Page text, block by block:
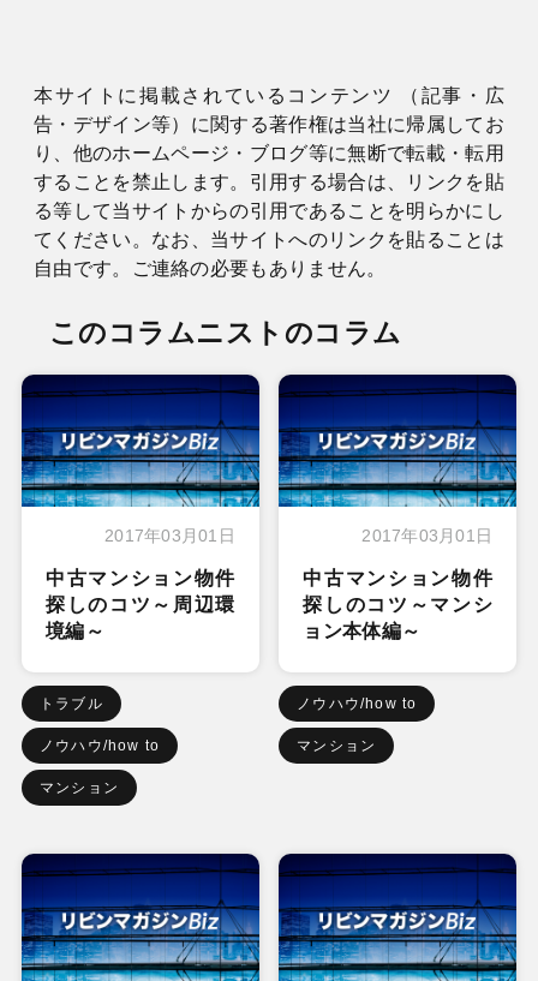
本サイトに掲載されているコンテンツ （記事・広
告・デザイン等）に関する著作権は当社に帰属してお
り、他のホームページ・ブログ等に無断で転載・転用
することを禁止します。引用する場合は、リンクを貼
る等して当サイトからの引用であることを明らかにし
てください。なお、当サイトへのリンクを貼ることは
自由です。ご連絡の必要もありません。
このコラムニストのコラム
2017年03月01日
中古マンション物件
探しのコツ～周辺環
境編～
トラブル
ノウハウ/how to
マンション
2017年03月01日
中古マンション物件
探しのコツ～マンシ
ョン本体編～
ノウハウ/how to
マンション